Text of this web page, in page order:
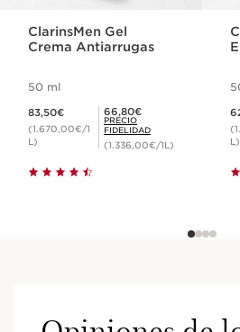
ClarinsMen Gel
Crema Antiarrugas
50 ml
83,50€
(1.670,00€/1
L)
Precio Fidelidad 66,80€
66,80€
PRECIO
FIDELIDAD
(1.336,00€/1L)
L)